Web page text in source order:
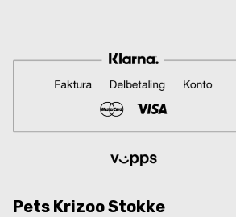
Pets Krizoo Stokke